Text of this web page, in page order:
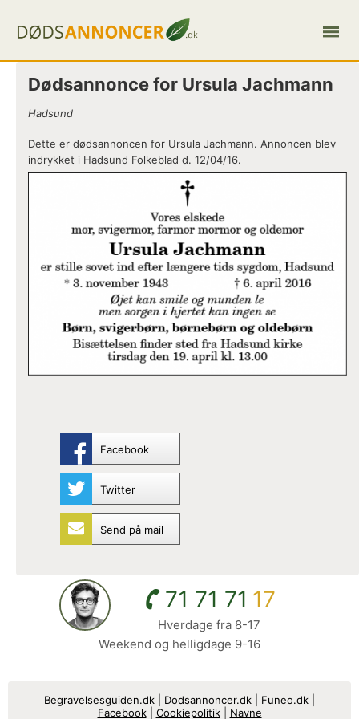
Dødsannonce for Ursula Jachmann
Hadsund
Facebook
Twitter
Send på mail
Dette er dødsannoncen for Ursula Jachmann. Annoncen blev
indrykket i Hadsund Folkeblad d. 12/04/16.
71 71 71 17
Hverdage fra 8-17
Weekend og helligdage 9-16
Begravelsesguiden.dk Dodsannoncer.dk Funeo.dk
Facebook| Cookiepolitik| Navne